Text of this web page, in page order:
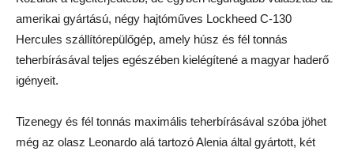
amerikai gyártású, négy hajtóműves Lockheed C-130
Hercules szállítórepülőgép, amely húsz és fél tonnás
teherbírásával teljes egészében kielégítené a magyar haderő
igényeit.
Tizenegy és fél tonnás maximális teherbírásával szóba jöhet
még az olasz Leonardo alá tartozó Alenia által gyártott, két